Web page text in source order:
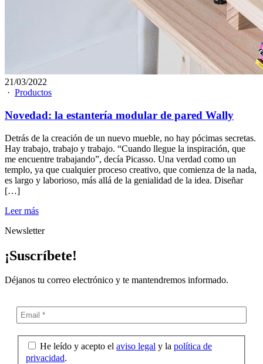
21/03/2022
· Productos
Novedad: la estantería modular de pared Wally
Detrás de la creación de un nuevo mueble, no hay pócimas secretas.
Hay trabajo, trabajo y trabajo. “Cuando llegue la inspiración, que
me encuentre trabajando”, decía Picasso. Una verdad como un
templo, ya que cualquier proceso creativo, que comienza de la nada,
es largo y laborioso, más allá de la genialidad de la idea. Diseñar
[…]
Leer más
Newsletter
¡Suscríbete!
Déjanos tu correo electrónico y te mantendremos informado.
He leído y acepto el aviso legal y la política de
privacidad.